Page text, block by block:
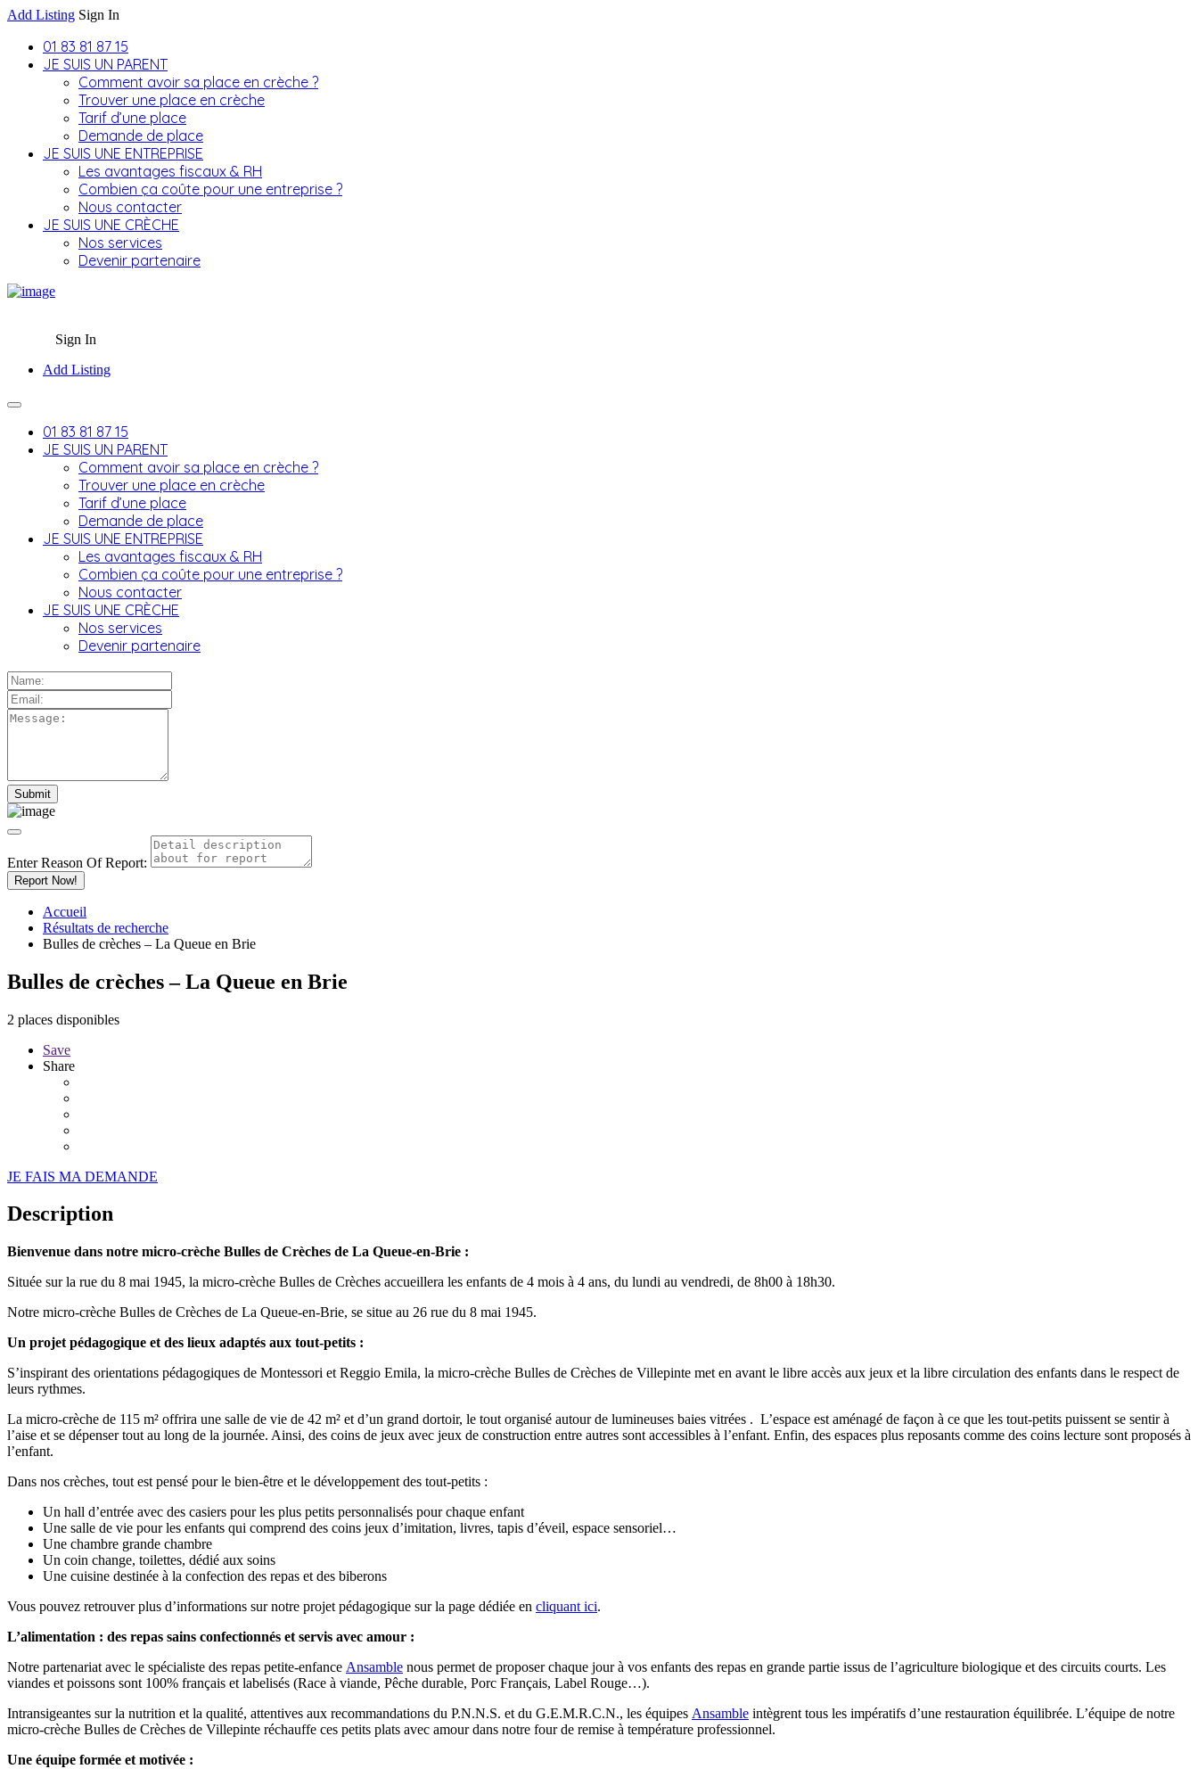
Add Listing Sign In
01 83 81 87 15
JE SUIS UN PARENT
Comment avoir sa place en crèche ?
Trouver une place en crèche
Tarif d’une place
Demande de place
JE SUIS UNE ENTREPRISE
Les avantages fiscaux & RH
Combien ça coûte pour une entreprise ?
Nous contacter
JE SUIS UNE CRÈCHE
Nos services
Devenir partenaire
Sign In
Add Listing
01 83 81 87 15
JE SUIS UN PARENT
Comment avoir sa place en crèche ?
Trouver une place en crèche
Tarif d’une place
Demande de place
JE SUIS UNE ENTREPRISE
Les avantages fiscaux & RH
Combien ça coûte pour une entreprise ?
Nous contacter
JE SUIS UNE CRÈCHE
Nos services
Devenir partenaire
Enter Reason Of Report:
Report Now!
Accueil
Résultats de recherche
Bulles de crèches – La Queue en Brie
Bulles de crèches – La Queue en Brie
2 places disponibles
Save
Share
JE FAIS MA DEMANDE
Description
Bienvenue dans notre micro-crèche Bulles de Crèches de La Queue-en-Brie :
Située sur la rue du 8 mai 1945, la micro-crèche Bulles de Crèches accueillera les enfants de 4 mois à 4 ans, du lundi au vendredi, de 8h00 à 18h30.
Notre micro-crèche Bulles de Crèches de La Queue-en-Brie, se situe au 26 rue du 8 mai 1945.
Un projet pédagogique et des lieux adaptés aux tout-petits :
S’inspirant des orientations pédagogiques de Montessori et Reggio Emila, la micro-crèche Bulles de Crèches de Villepinte met en avant le libre accès aux jeux et la libre circulation des enfants dans le respect de
leurs rythmes.
La micro-crèche de 115 m² offrira une salle de vie de 42 m² et d’un grand dortoir, le tout organisé autour de lumineuses baies vitrées . L’espace est aménagé de façon à ce que les tout-petits puissent se sentir à
l’aise et se dépenser tout au long de la journée. Ainsi, des coins de jeux avec jeux de construction entre autres sont accessibles à l’enfant. Enfin, des espaces plus reposants comme des coins lecture sont proposés à
l’enfant.
Dans nos crèches, tout est pensé pour le bien-être et le développement des tout-petits :
Un hall d’entrée avec des casiers pour les plus petits personnalisés pour chaque enfant
Une salle de vie pour les enfants qui comprend des coins jeux d’imitation, livres, tapis d’éveil, espace sensoriel…
Une chambre grande chambre
Un coin change, toilettes, dédié aux soins
Une cuisine destinée à la confection des repas et des biberons
Vous pouvez retrouver plus d’informations sur notre projet pédagogique sur la page dédiée en cliquant ici.
L’alimentation : des repas sains confectionnés et servis avec amour :
Notre partenariat avec le spécialiste des repas petite-enfance Ansamble nous permet de proposer chaque jour à vos enfants des repas en grande partie issus de l’agriculture biologique et des circuits courts. Les
viandes et poissons sont 100% français et labelisés (Race à viande, Pêche durable, Porc Français, Label Rouge…).
Intransigeantes sur la nutrition et la qualité, attentives aux recommandations du P.N.N.S. et du G.E.M.R.C.N., les équipes Ansamble intègrent tous les impératifs d’une restauration équilibrée. L’équipe de notre
micro-crèche Bulles de Crèches de Villepinte réchauffe ces petits plats avec amour dans notre four de remise à température professionnel.
Une équipe formée et motivée :